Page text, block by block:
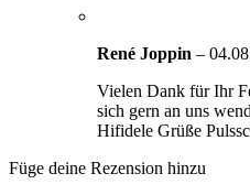
René Joppin –
Vielen Dank für Ihr
sich gern an uns
Hifidele Grüße
Füge deine Rezension hinzu